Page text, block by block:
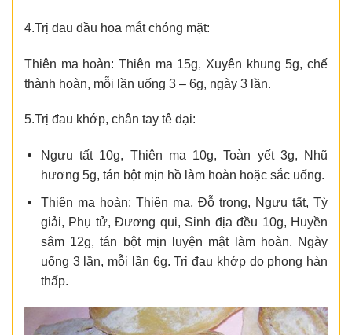
4.Trị đau đầu hoa mắt chóng mặt:
Thiên ma hoàn: Thiên ma 15g, Xuyên khung 5g, chế
thành hoàn, mỗi lần uống 3 – 6g, ngày 3 lần.
5.Trị đau khớp, chân tay tê dại:
Ngưu tất 10g, Thiên ma 10g, Toàn yết 3g, Nhũ
hương 5g, tán bột mịn hồ làm hoàn hoặc sắc uống.
Thiên ma hoàn: Thiên ma, Đỗ trọng, Ngưu tất, Tỳ
giải, Phụ tử, Đương qui, Sinh địa đều 10g, Huyền
sâm 12g, tán bột mịn luyện mật làm hoàn. Ngày
uống 3 lần, mỗi lần 6g. Trị đau khớp do phong hàn
thấp.